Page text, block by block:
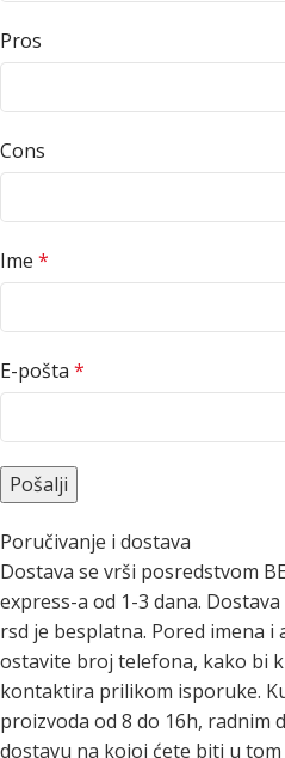
Pros
Cons
Ime *
E-pošta *
Poručivanje i dostava
Dostava se vrši posredstvom
express-a od 1-3 dana.
rsd je besplatna. Pored imena i
ostavite broj telefona, kako bi
kontaktira prilikom isporuke.
proizvoda od 8 do 16h, radnim
dostavu na kojoj ćete biti u